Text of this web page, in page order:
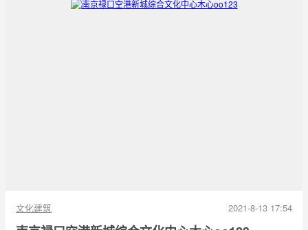
文化建筑 2021-8-13 17:54